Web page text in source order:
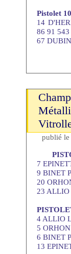
Pistolet
14
86 91 543
67
publié
7
9 BINET
20
23 ALLIO
4 ALLIO
5
6 BINET
13